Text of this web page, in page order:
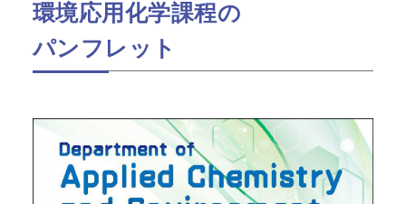
環境応用化学課程の
パンフレット